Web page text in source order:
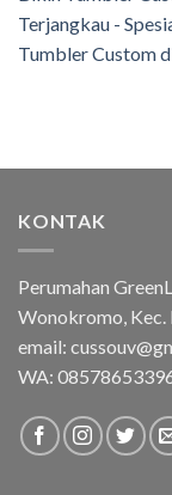
Terjangkau -
Tumbler Custom
KONTAK
Perumahan
Wonokromo, Kec.
email:
WA: